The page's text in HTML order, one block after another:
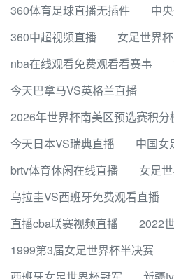
360体育足球直播无插件
中
360中超视频直播
女足世界
nba在线观看免费观看看赛事
今天巴拿马VS英格兰直播
2026年世界杯南美区预选赛积分
今天日本VS瑞典直播
中国女
brtv体育休闲在线直播
女足
乌拉圭VS西班牙免费观看直播
直播cba联赛视频直播
2022
1999第3届女足世界杯半决赛